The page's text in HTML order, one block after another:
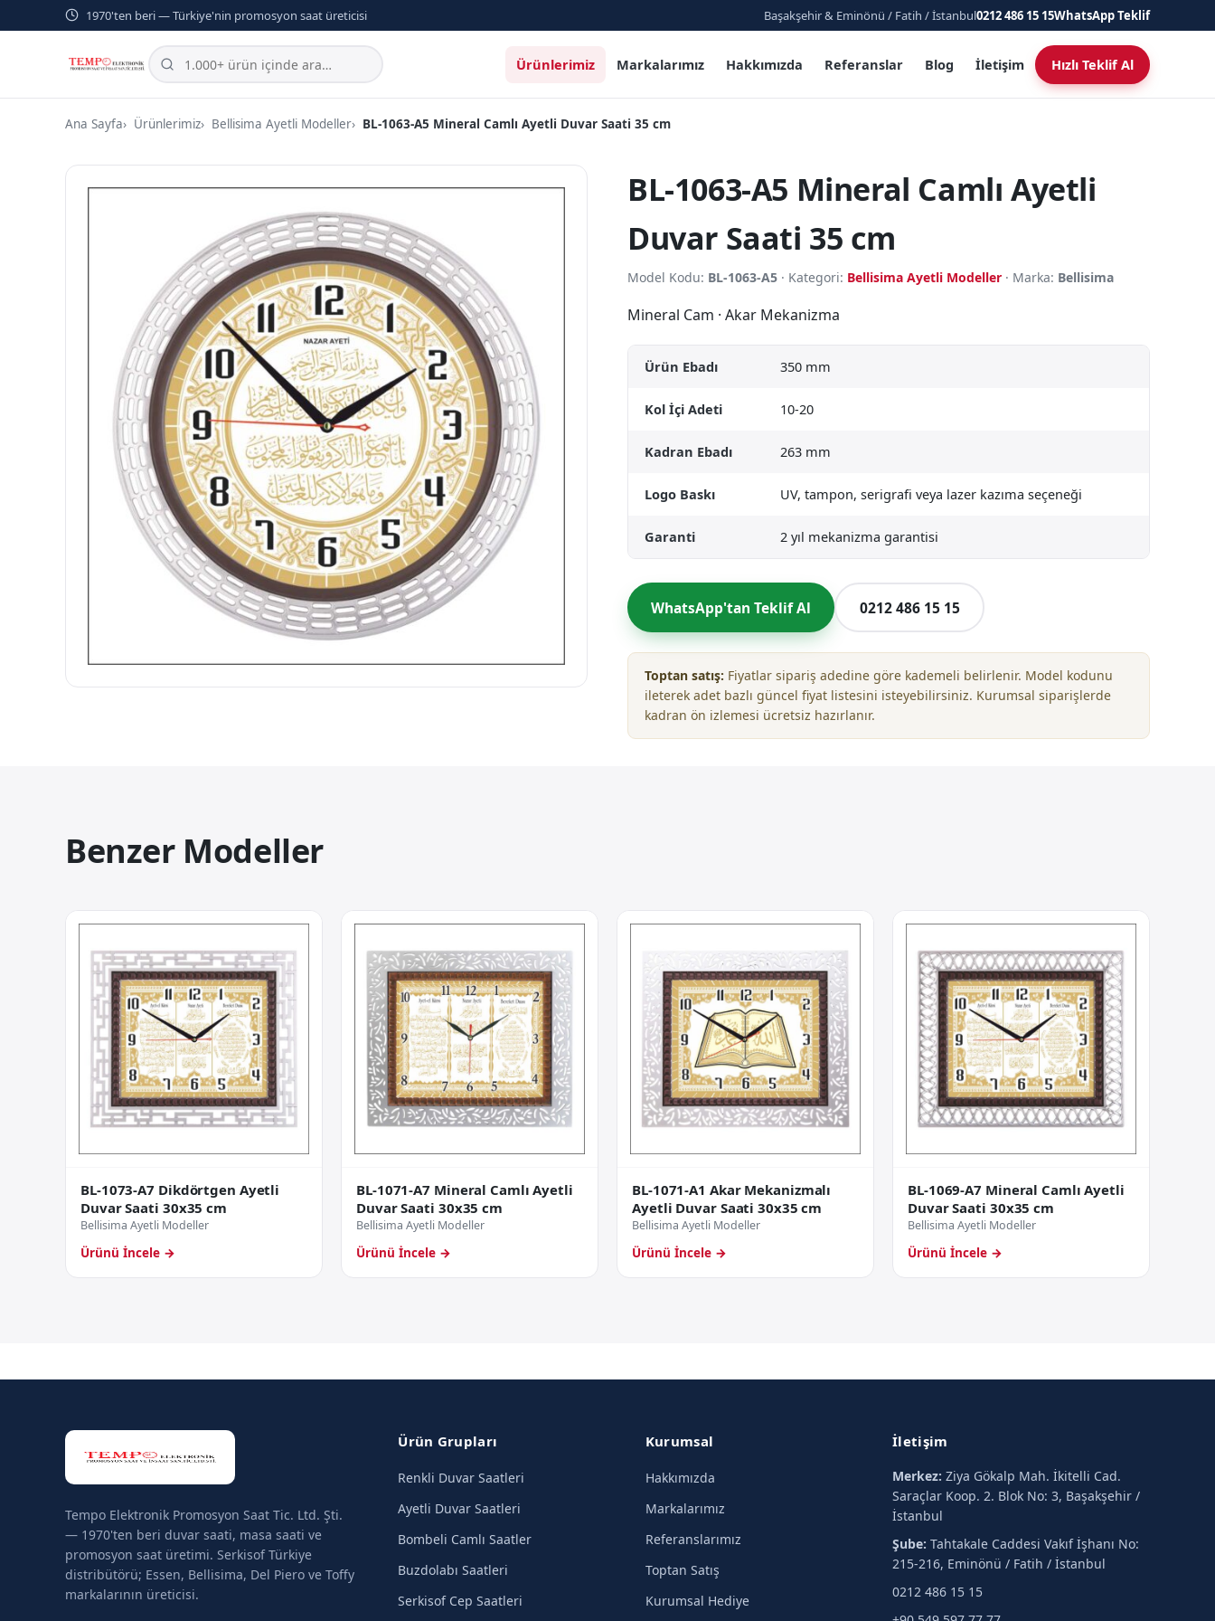
1970'ten beri — Türkiye'nin promosyon saat üreticisi Başakşehir & Eminönü / Fatih / İstanbul0212 486 15 15WhatsApp Teklif
Ürünlerimiz Markalarımız Hakkımızda Referanslar Blog İletişim Hızlı Teklif Al
Ana Sayfa Ürünlerimiz Bellisima Ayetli Modeller BL-1063-A5 Mineral Camlı Ayetli Duvar Saati 35 cm
BL-1063-A5 Mineral Camlı Ayetli
Duvar Saati 35 cm
Model Kodu: BL-1063-A5 · Kategori: Bellisima Ayetli Modeller · Marka: Bellisima
Mineral Cam · Akar Mekanizma
Ürün Ebadı 350 mm
Kol İçi Adeti 10-20
Kadran Ebadı 263 mm
Logo Baskı UV, tampon, serigrafi veya lazer kazıma seçeneği
Garanti 2 yıl mekanizma garantisi
WhatsApp'tan Teklif Al 0212 486 15 15
Toptan satış: Fiyatlar sipariş adedine göre kademeli belirlenir. Model kodunu
ileterek adet bazlı güncel fiyat listesini isteyebilirsiniz. Kurumsal siparişlerde
kadran ön izlemesi ücretsiz hazırlanır.
Benzer Modeller
BL-1073-A7 Dikdörtgen Ayetli
Duvar Saati 30x35 cm
Bellisima Ayetli Modeller
Ürünü İncele →
BL-1071-A7 Mineral Camlı Ayetli
Duvar Saati 30x35 cm
Bellisima Ayetli Modeller
Ürünü İncele →
BL-1071-A1 Akar Mekanizmalı
Ayetli Duvar Saati 30x35 cm
Bellisima Ayetli Modeller
Ürünü İncele →
BL-1069-A7 Mineral Camlı Ayetli
Duvar Saati 30x35 cm
Bellisima Ayetli Modeller
Ürünü İncele →
Tempo Elektronik Promosyon Saat Tic. Ltd. Şti.
— 1970'ten beri duvar saati, masa saati ve
promosyon saat üretimi. Serkisof Türkiye
distribütörü; Essen, Bellisima, Del Piero ve Toffy
markalarının üreticisi.
Ürün Grupları
Renkli Duvar Saatleri
Ayetli Duvar Saatleri
Bombeli Camlı Saatler
Buzdolabı Saatleri
Serkisof Cep Saatleri
Kurumsal
Hakkımızda
Markalarımız
Referanslarımız
Toptan Satış
Kurumsal Hediye
İletişim
Merkez: Ziya Gökalp Mah. İkitelli Cad.
Saraçlar Koop. 2. Blok No: 3, Başakşehir /
İstanbul
Şube: Tahtakale Caddesi Vakıf İşhanı No:
215-216, Eminönü / Fatih / İstanbul
0212 486 15 15